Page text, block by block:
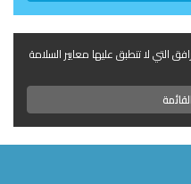
التي لا تنطبق عليها معايير السلامة